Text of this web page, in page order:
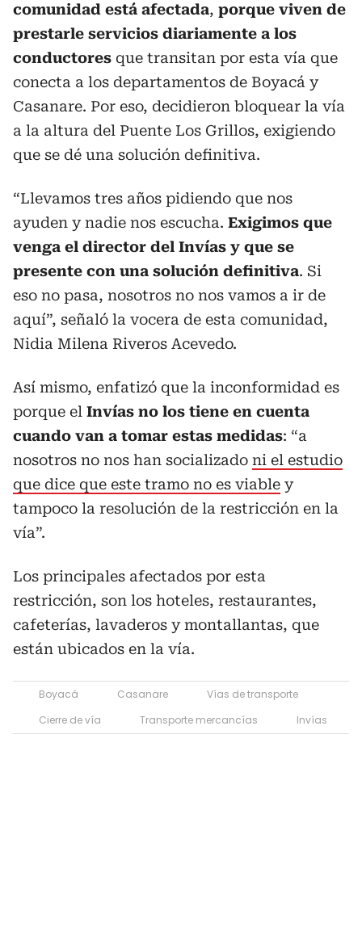
comunidad está afectada, porque viven de
prestarle servicios diariamente a los
conductores que transitan por esta vía que
conecta a los departamentos de Boyacá y
Casanare. Por eso, decidieron bloquear la vía
a la altura del Puente Los Grillos, exigiendo
que se dé una solución definitiva.
“Llevamos tres años pidiendo que nos
ayuden y nadie nos escucha. Exigimos que
venga el director del Invías y que se
presente con una solución definitiva. Si
eso no pasa, nosotros no nos vamos a ir de
aquí”, señaló la vocera de esta comunidad,
Nidia Milena Riveros Acevedo.
Así mismo, enfatizó que la inconformidad es
porque el Invías no los tiene en cuenta
cuando van a tomar estas medidas: “a
nosotros no nos han socializado ni el estudio
que dice que este tramo no es viable y
tampoco la resolución de la restricción en la
vía”.
Los principales afectados por esta
restricción, son los hoteles, restaurantes,
cafeterías, lavaderos y montallantas, que
están ubicados en la vía.
Boyacá Casanare
Vías de transporte
Cierre de vía
Transporte mercancías Invías